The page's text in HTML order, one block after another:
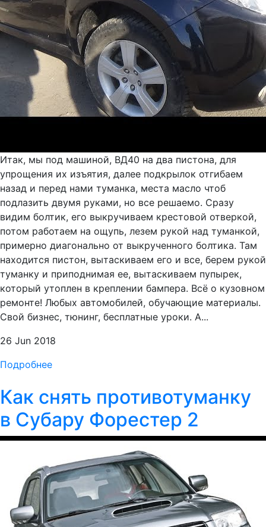
Итак, мы под машиной, ВД40 на два пистона, для
упрощения их изъятия, далее подкрылок отгибаем
назад и перед нами туманка, места масло чтоб
подлазить двумя руками, но все решаемо. Сразу
видим болтик, его выкручиваем крестовой отверкой,
потом работаем на ощупь, лезем рукой над туманкой,
примерно диагонально от выкрученного болтика. Там
находится пистон, вытаскиваем его и все, берем рукой
туманку и приподнимая ее, вытаскиваем пупырек,
который утоплен в креплении бампера. Всё о кузовном
ремонте! Любых автомобилей, обучающие материалы.
Свой бизнес, тюнинг, бесплатные уроки. А...
26 Jun 2018
Подробнее
Как снять противотуманку
в Субару Форестер 2